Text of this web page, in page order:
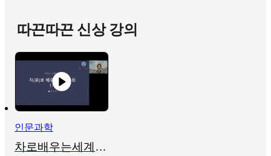
따끈따끈 신상 강의
인문과학
차로배우는세계문화